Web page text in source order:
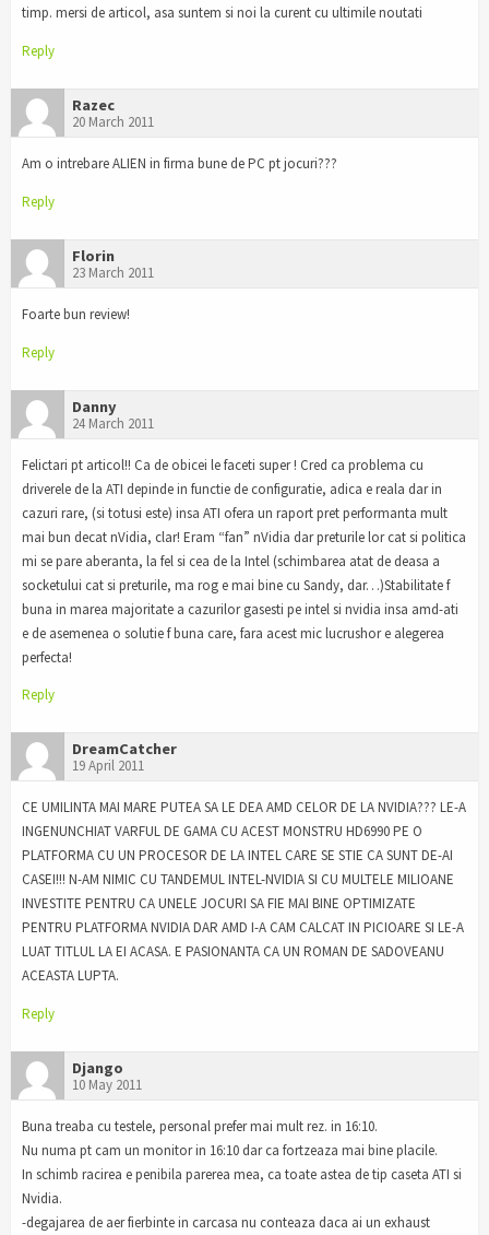
timp. mersi de articol, asa suntem si noi la curent cu ultimile noutati
Reply
Razec
20 March 2011
Am o intrebare ALIEN in firma bune de PC pt jocuri???
Reply
Florin
23 March 2011
Foarte bun review!
Reply
Danny
24 March 2011
Felictari pt articol!! Ca de obicei le faceti super ! Cred ca problema cu
driverele de la ATI depinde in functie de configuratie, adica e reala dar in
cazuri rare, (si totusi este) insa ATI ofera un raport pret performanta mult
mai bun decat nVidia, clar! Eram “fan” nVidia dar preturile lor cat si politica
mi se pare aberanta, la fel si cea de la Intel (schimbarea atat de deasa a
socketului cat si preturile, ma rog e mai bine cu Sandy, dar…)Stabilitate f
buna in marea majoritate a cazurilor gasesti pe intel si nvidia insa amd-ati
e de asemenea o solutie f buna care, fara acest mic lucrushor e alegerea
perfecta!
Reply
DreamCatcher
19 April 2011
CE UMILINTA MAI MARE PUTEA SA LE DEA AMD CELOR DE LA NVIDIA??? LE-A
INGENUNCHIAT VARFUL DE GAMA CU ACEST MONSTRU HD6990 PE O
PLATFORMA CU UN PROCESOR DE LA INTEL CARE SE STIE CA SUNT DE-AI
CASEI!!! N-AM NIMIC CU TANDEMUL INTEL-NVIDIA SI CU MULTELE MILIOANE
INVESTITE PENTRU CA UNELE JOCURI SA FIE MAI BINE OPTIMIZATE
PENTRU PLATFORMA NVIDIA DAR AMD I-A CAM CALCAT IN PICIOARE SI LE-A
LUAT TITLUL LA EI ACASA. E PASIONANTA CA UN ROMAN DE SADOVEANU
ACEASTA LUPTA.
Reply
Django
10 May 2011
Buna treaba cu testele, personal prefer mai mult rez. in 16:10.
Nu numa pt cam un monitor in 16:10 dar ca fortzeaza mai bine placile.
In schimb racirea e penibila parerea mea, ca toate astea de tip caseta ATI si
Nvidia.
-degajarea de aer fierbinte in carcasa nu conteaza daca ai un exhaust